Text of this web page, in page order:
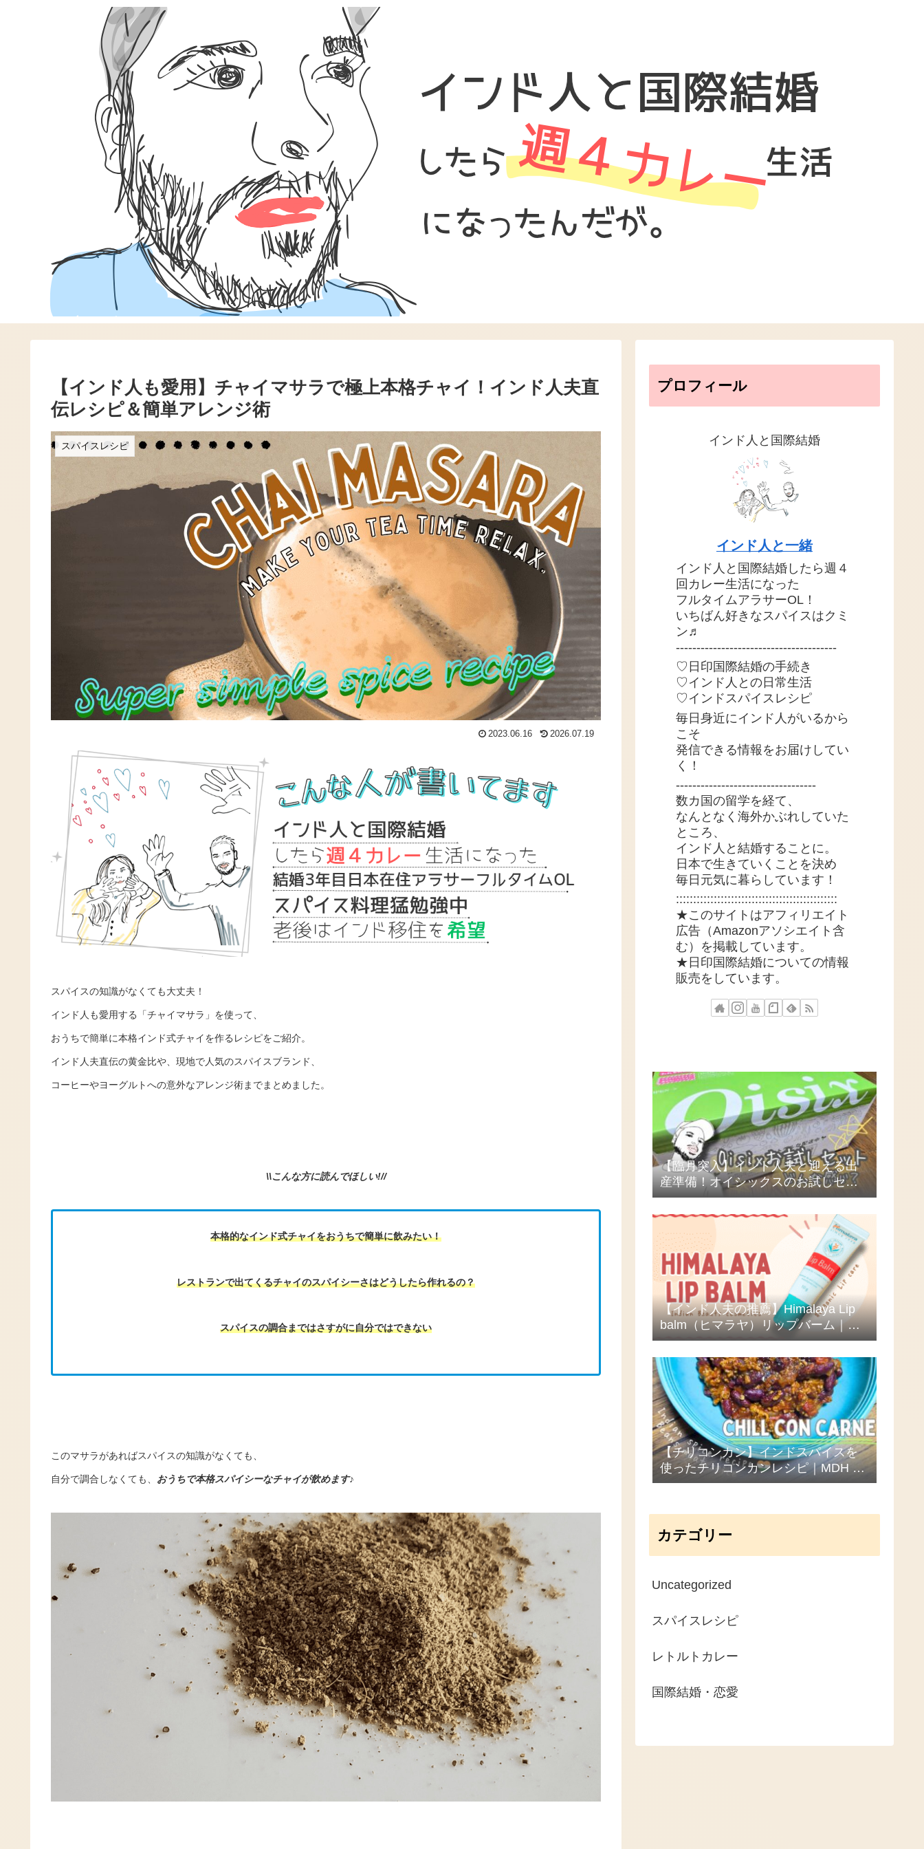
【インド人も愛用】チャイマサラで極上本格チャイ！インド人夫直
伝レシピ＆簡単アレンジ術
スパイスレシピ
2023.06.16 2026.07.19
スパイスの知識がなくても大丈夫！
インド人も愛用する「チャイマサラ」を使って、
おうちで簡単に本格インド式チャイを作るレシピをご紹介。
インド人夫直伝の黄金比や、現地で人気のスパイスブランド、
コーヒーやヨーグルトへの意外なアレンジ術までまとめました。
\\こんな方に読んでほしい!//
本格的なインド式チャイをおうちで簡単に飲みたい！
レストランで出てくるチャイのスパイシーさはどうしたら作れるの？
スパイスの調合まではさすがに自分ではできない
このマサラがあればスパイスの知識がなくても、
自分で調合しなくても、 おうちで本格スパイシーなチャイが飲めます♪
プロフィール
インド人と国際結婚
インド人と一緒
インド人と国際結婚したら週４
回カレー生活になった
フルタイムアラサーOL！
いちばん好きなスパイスはクミ
ン♬
---------------------------------------
♡日印国際結婚の手続き
♡インド人との日常生活
♡インドスパイスレシピ
毎日身近にインド人がいるから
こそ
発信できる情報をお届けしてい
く！
----------------------------------
数カ国の留学を経て、
なんとなく海外かぶれしていた
ところ、
インド人と結婚することに。
日本で生きていくことを決め
毎日元気に暮らしています！
:::::::::::::::::::::::::::::::::::::::::::::::
★このサイトはアフィリエイト
広告（Amazonアソシエイト含
む）を掲載しています。
★日印国際結婚についての情報
販売をしています。
【臨月突入】インド人夫と迎える出
産準備！オイシックスのお試しセッ
トを頼んでみた
【インド人夫の推薦】Himalaya Lip
balm（ヒマラヤ）リップバーム｜海
外コスメのクセが心配な人必見！ひ
と晩で荒れ唇が復活！？
【チリコンカン】インドスパイスを
使ったチリコンカンレシピ｜MDH キ
ッチンキング
カテゴリー
Uncategorized
スパイスレシピ
レトルトカレー
国際結婚・恋愛